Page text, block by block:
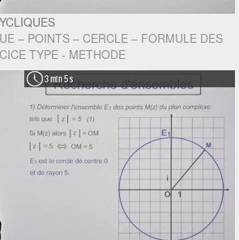
– POINTS – CERCLE – FORMULE DES
TYPE - METHODE
3 min 5 s